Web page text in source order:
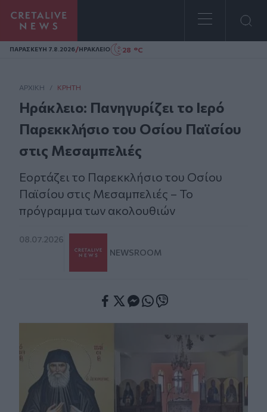
Homepage
ΠΑΡΑΣΚΕΥΗ 7.8.2026/ΗΡΑΚΛΕΙΟ 28 °C
ΑΡΧΙΚΗ / ΚΡΉΤΗ
Ηράκλειο: Πανηγυρίζει το Ιερό
Παρεκκλήσιο του Οσίου Παϊσίου
στις Μεσαμπελιές
Εορτάζει το Παρεκκλήσιο του Οσίου
Παϊσίου στις Μεσαμπελιές – Το
πρόγραμμα των ακολουθιών
08.07.2026
NEWSROOM